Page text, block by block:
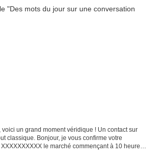
un grand moment véridique ! Un contact sur
classique. Bonjour, je vous confirme votre
le marché commençant à 10 heures,